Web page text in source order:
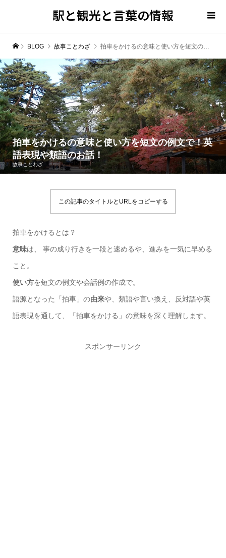
駅と観光と言葉の情報
BLOG 故事ことわざ 拍車をかけるの意味と使い方を短文の例文で！英語表現や類語のお話！
拍車をかけるの意味と使い方を短文の例文で！英
語表現や類語のお話！
故事ことわざ
この記事のタイトルとURLをコピーする
拍車をかけるとは？
意味は、 事の成り行きを一段と速めるや、進みを一気に早める
こと。
使い方を短文の例文や会話例の作成で。
語源となった「拍車」の由来や、類語や言い換え、反対語や英
語表現を通して、「拍車をかける」の意味を深く理解します。
スポンサーリンク